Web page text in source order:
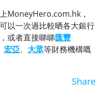
MoneyHero.com.hk，
以一次過比較晒各大銀行
或者直接睇睇匯豐
宏亞、 大眾等財務機構嘅
Share